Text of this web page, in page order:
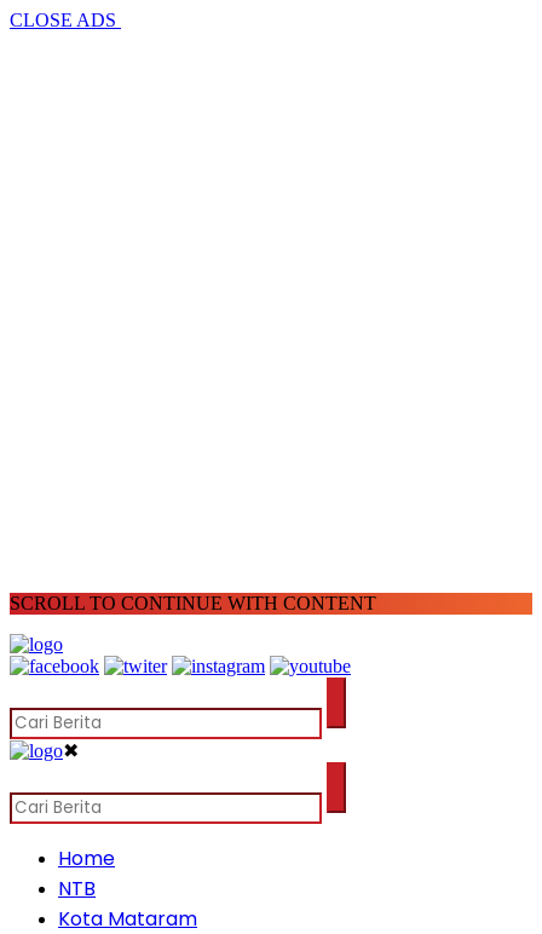
CLOSE ADS
SCROLL TO CONTINUE WITH CONTENT
✖
Home
NTB
Kota Mataram